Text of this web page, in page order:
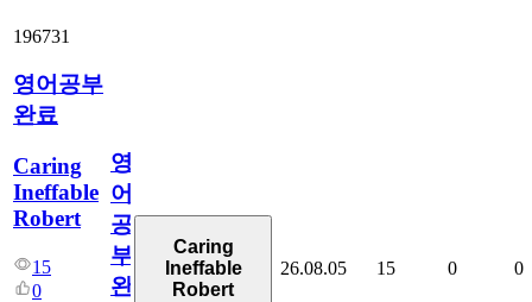
196731
영어공부
완료
Caring
Ineffable
Robert
15
0
영
어
공
부
완
Caring
Ineffable
Robert
26.08.05 15 0 0